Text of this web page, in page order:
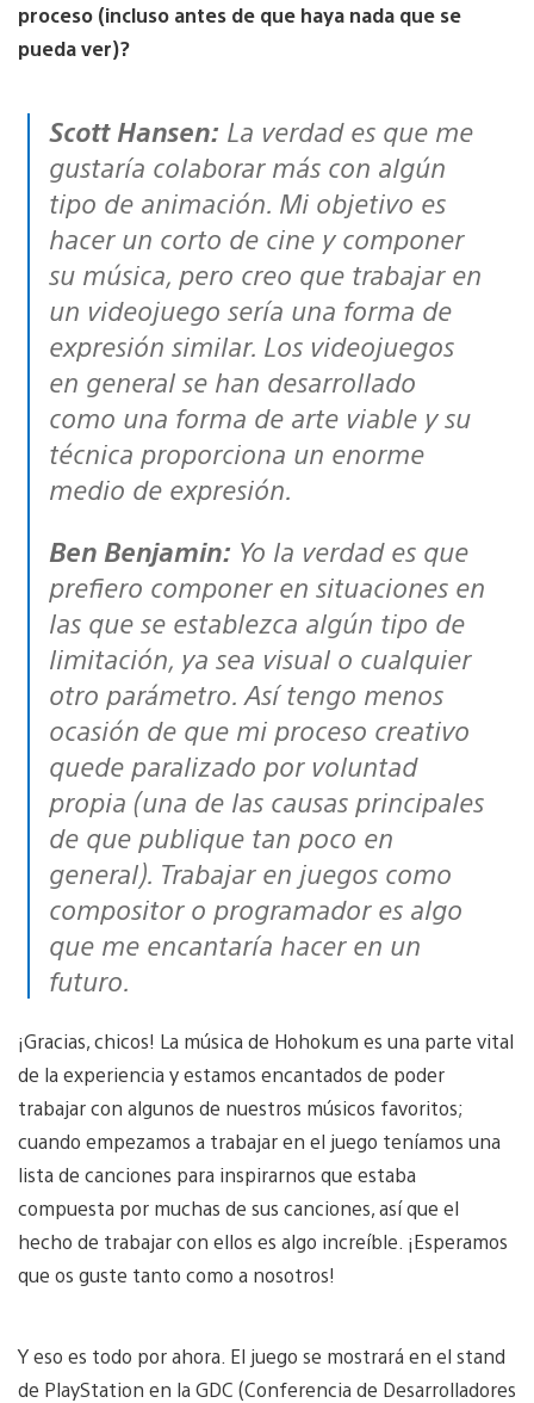
proceso (incluso antes de que haya nada que se
pueda ver)?
Scott Hansen: La verdad es que me
gustaría colaborar más con algún
tipo de animación. Mi objetivo es
hacer un corto de cine y componer
su música, pero creo que trabajar en
un videojuego sería una forma de
expresión similar. Los videojuegos
en general se han desarrollado
como una forma de arte viable y su
técnica proporciona un enorme
medio de expresión.
Ben Benjamin: Yo la verdad es que
prefiero componer en situaciones en
las que se establezca algún tipo de
limitación, ya sea visual o cualquier
otro parámetro. Así tengo menos
ocasión de que mi proceso creativo
quede paralizado por voluntad
propia (una de las causas principales
de que publique tan poco en
general). Trabajar en juegos como
compositor o programador es algo
que me encantaría hacer en un
futuro.
¡Gracias, chicos! La música de Hohokum es una parte vital
de la experiencia y estamos encantados de poder
trabajar con algunos de nuestros músicos favoritos;
cuando empezamos a trabajar en el juego teníamos una
lista de canciones para inspirarnos que estaba
compuesta por muchas de sus canciones, así que el
hecho de trabajar con ellos es algo increíble. ¡Esperamos
que os guste tanto como a nosotros!
Y eso es todo por ahora. El juego se mostrará en el stand
de PlayStation en la GDC (Conferencia de Desarrolladores